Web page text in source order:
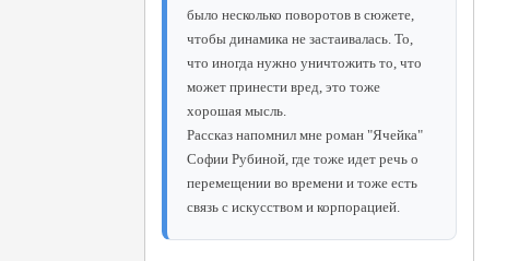
было несколько поворотов в сюжете,
чтобы динамика не застаивалась. То,
что иногда нужно уничтожить то, что
может принести вред, это тоже
хорошая мысль.
Рассказ напомнил мне роман "Ячейка"
Софии Рубиной, где тоже идет речь о
перемещении во времени и тоже есть
связь с искусством и корпорацией.